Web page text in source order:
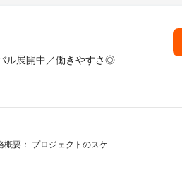
ル展開中／働きやすさ◎
概要： プロジェクトのスケ